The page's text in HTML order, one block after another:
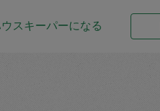
スキーパーになる